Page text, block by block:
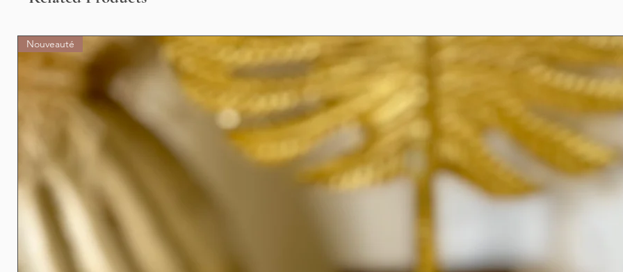
Nouveauté